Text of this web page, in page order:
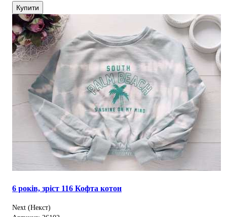
Купити
6 років, зріст 116 Кофта котон
Next (Некст)